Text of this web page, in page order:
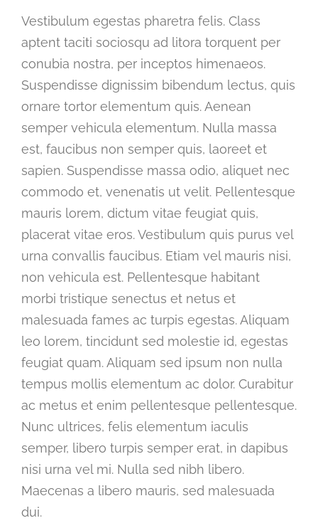
Vestibulum egestas pharetra felis. Class
aptent taciti sociosqu ad litora torquent per
conubia nostra, per inceptos himenaeos.
Suspendisse dignissim bibendum lectus, quis
ornare tortor elementum quis. Aenean
semper vehicula elementum. Nulla massa
est, faucibus non semper quis, laoreet et
sapien. Suspendisse massa odio, aliquet nec
commodo et, venenatis ut velit. Pellentesque
mauris lorem, dictum vitae feugiat quis,
placerat vitae eros. Vestibulum quis purus vel
urna convallis faucibus. Etiam vel mauris nisi,
non vehicula est. Pellentesque habitant
morbi tristique senectus et netus et
malesuada fames ac turpis egestas. Aliquam
leo lorem, tincidunt sed molestie id, egestas
feugiat quam. Aliquam sed ipsum non nulla
tempus mollis elementum ac dolor. Curabitur
ac metus et enim pellentesque pellentesque.
Nunc ultrices, felis elementum iaculis
semper, libero turpis semper erat, in dapibus
nisi urna vel mi. Nulla sed nibh libero.
Maecenas a libero mauris, sed malesuada
dui.